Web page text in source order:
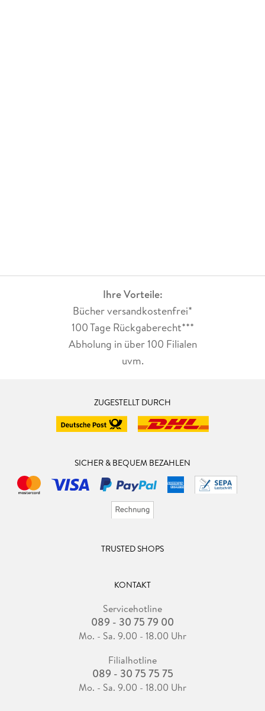
Ihre Vorteile:
Bücher versandkostenfrei*
100 Tage Rückgaberecht***
Abholung in über 100 Filialen
uvm.
ZUGESTELLT DURCH
SICHER & BEQUEM BEZAHLEN
TRUSTED SHOPS
KONTAKT
Servicehotline
089 - 30 75 79 00
Mo. - Sa. 9.00 - 18.00 Uhr
Filialhotline
089 - 30 75 75 75
Mo. - Sa. 9.00 - 18.00 Uhr